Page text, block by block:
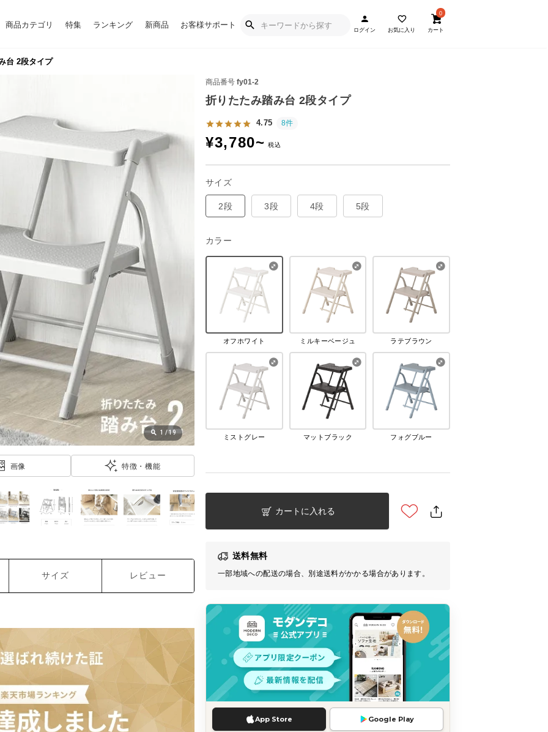
商品カテゴリ 特集 ランキング 新商品 お客様サポート
ログイン お気に入り
0
カート
台 2段タイプ
商品番号 fy01-2
折りたたみ踏み台 2段タイプ
4.75 8件
¥3,780~
サイズ
2段 3段 4段 5段
カラー
オフホワイト ミルキーベージュ ラテブラウン
ミストグレー マットブラック フォグブルー
カートに入れる
送料無料
一部地域への配送の場合、別途送料がかかる場合があります。
App Store Google Play
1 /19
画像 特徴・機能
サイズ レビュー